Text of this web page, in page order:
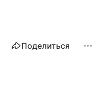
Поделиться